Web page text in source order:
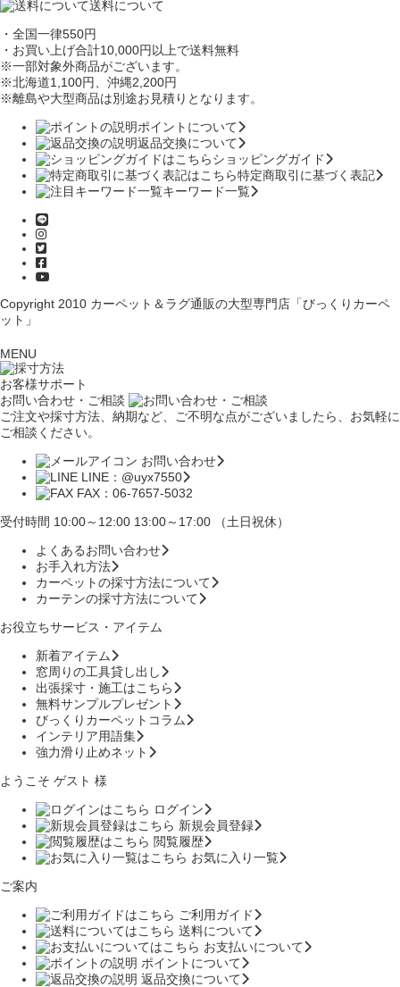
送料について
・全国一律550円
・お買い上げ合計10,000円以上で送料無料
※一部対象外商品がございます。
※北海道1,100円 、沖縄2,200円
※離島や大型商品は別途お見積りとなります。
ポイントについて
返品交換について
ショッピングガイド
特定商取引に基づく表記
キーワード一覧
Copyright 2010 カーペット＆ラグ通販の大型専門店「びっくりカーペ
ット」
MENU
お客様サポート
お問い合わせ・ご相談
ご注文や採寸方法、納期など、ご不明な点がございましたら、お気軽に
ご相談ください。
お問い合わせ
LINE：@uyx7550
FAX：06-7657-5032
受付時間 10:00～12:00 13:00～17:00 （土日祝休）
よくあるお問い合わせ
お手入れ方法
カーペットの採寸方法について
カーテンの採寸方法について
お役立ちサービス・アイテム
新着アイテム
窓周りの工具貸し出し
出張採寸・施工はこちら
無料サンプルプレゼント
びっくりカーペットコラム
インテリア用語集
強力滑り止めネット
ようこそ ゲスト 様
ログイン
新規会員登録
閲覧履歴
お気に入り一覧
ご案内
ご利用ガイド
送料について
お支払いについて
ポイントについて
返品交換について